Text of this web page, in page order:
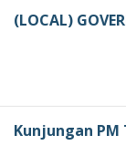
(LOCAL)
Kunjungan